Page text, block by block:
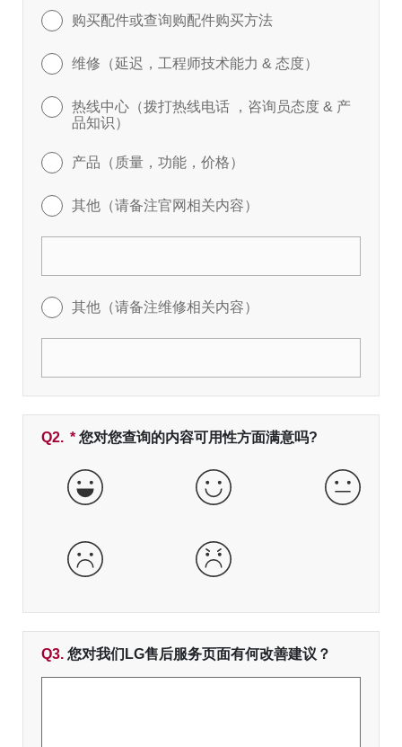
购买配件或查询购配件购买方法
维修（延迟，工程师技术能力 & 态度）
热线中心（拨打热线电话 ，咨询员态度 & 产
品知识）
产品（质量，功能，价格）
其他（请备注官网相关内容）
其他（请备注维修相关内容）
Q2. * 必填字段
您对您查询的内容可用性方面满意吗?
非常好 好
差 非常差
Q3. 您对我们LG售后服务页面有何改善建议？